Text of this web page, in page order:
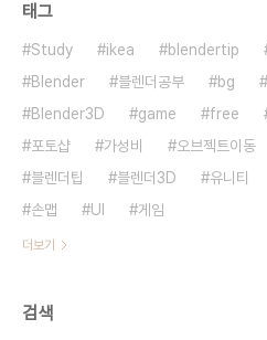
태그
Study ikea blendertip
Blender
블렌더공부 bg
Blender3D
game free
포토샵
가성비 오브젝트이동
블렌더팁
블렌더3D 유니티
손맵
UI 게임
더보기
검색